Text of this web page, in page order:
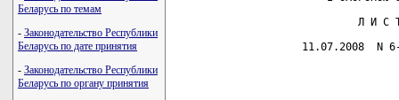
Беларусь по темам
- Законодательство Республики
Беларусь по дате принятия
- Законодательство Республики
Беларусь по органу принятия
Л И С
11.07.2008  N